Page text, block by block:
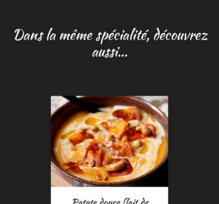
Dans la même spécialité, découvrez
aussi...